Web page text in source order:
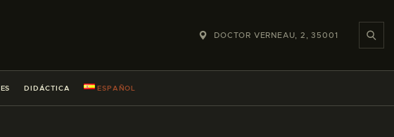
DOCTOR VERNEAU, 2, 35001
DIDÁCTICA ESPAÑOL